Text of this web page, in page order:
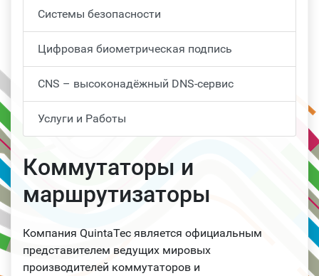
Системы безопасности
Цифровая биометрическая подпись
CNS – высоконадёжный DNS-сервис
Услуги и Работы
Коммутаторы и
маршрутизаторы
Компания QuintaTec является официальным
представителем ведущих мировых
производителей коммутаторов и